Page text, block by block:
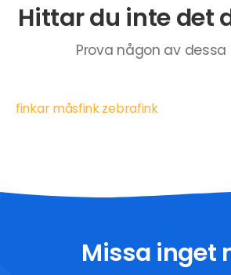
Hittar du inte det
Prova någon av dessa
finkar måsfink zebrafink
Missa inget